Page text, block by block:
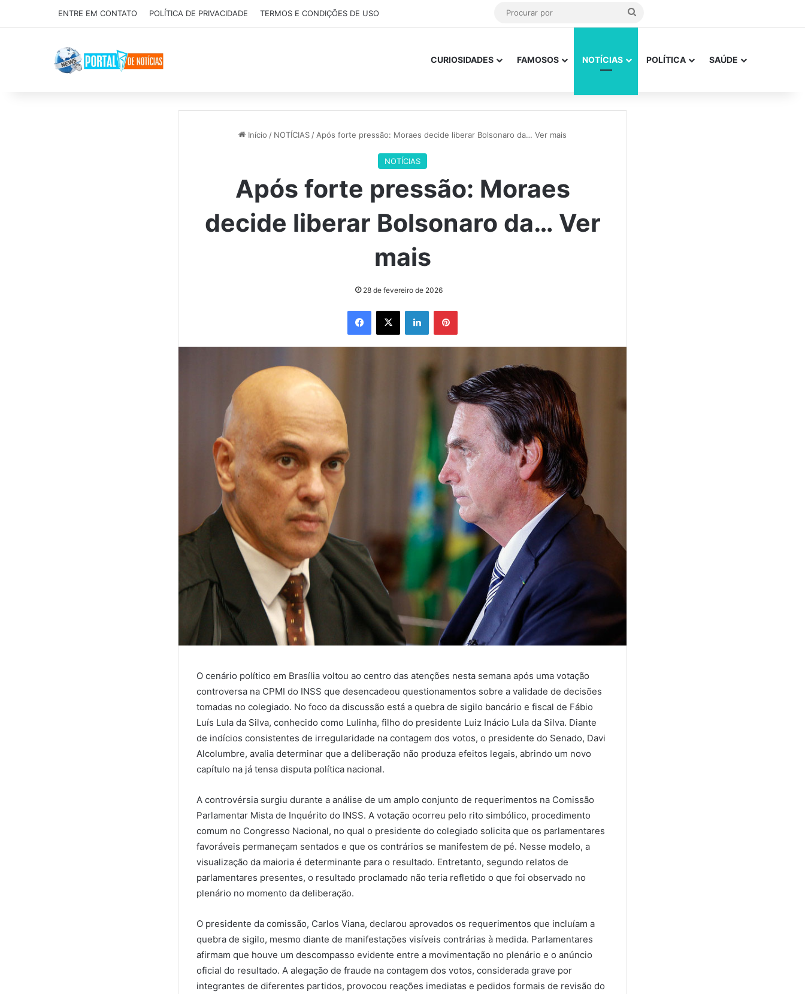
ENTRE EM CONTATO POLÍTICA DE PRIVACIDADE TERMOS E CONDIÇÕES DE USO
CURIOSIDADES FAMOSOS NOTÍCIAS POLÍTICA SAÚDE
Início / NOTÍCIAS / Após forte pressão: Moraes decide liberar Bolsonaro da… Ver mais
NOTÍCIAS
Após forte pressão: Moraes
decide liberar Bolsonaro da… Ver
mais
28 de fevereiro de 2026
Facebook
X LinkedinPinterest
O cenário político em Brasília voltou ao centro das atenções nesta semana após uma votação
controversa na CPMI do INSS que desencadeou questionamentos sobre a validade de decisões
tomadas no colegiado. No foco da discussão está a quebra de sigilo bancário e fiscal de Fábio
Luís Lula da Silva, conhecido como Lulinha, filho do presidente Luiz Inácio Lula da Silva. Diante
de indícios consistentes de irregularidade na contagem dos votos, o presidente do Senado, Davi
Alcolumbre, avalia determinar que a deliberação não produza efeitos legais, abrindo um novo
capítulo na já tensa disputa política nacional.
A controvérsia surgiu durante a análise de um amplo conjunto de requerimentos na Comissão
Parlamentar Mista de Inquérito do INSS. A votação ocorreu pelo rito simbólico, procedimento
comum no Congresso Nacional, no qual o presidente do colegiado solicita que os parlamentares
favoráveis permaneçam sentados e que os contrários se manifestem de pé. Nesse modelo, a
visualização da maioria é determinante para o resultado. Entretanto, segundo relatos de
parlamentares presentes, o resultado proclamado não teria refletido o que foi observado no
plenário no momento da deliberação.
O presidente da comissão, Carlos Viana, declarou aprovados os requerimentos que incluíam a
quebra de sigilo, mesmo diante de manifestações visíveis contrárias à medida. Parlamentares
afirmam que houve um descompasso evidente entre a movimentação no plenário e o anúncio
oficial do resultado. A alegação de fraude na contagem dos votos, considerada grave por
integrantes de diferentes partidos, provocou reações imediatas e pedidos formais de revisão do